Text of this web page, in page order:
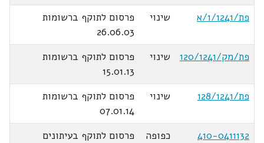
פת/1/1241/א
שינוי
פרסום לתוקף ברשומות
26.06.03
פת/מק/120/1241
שינוי
פרסום לתוקף ברשומות
15.01.13
פת/128/1241
שינוי
פרסום לתוקף ברשומות
07.01.14
410-0411132
כפופה
פרסום לתוקף בעיתונים